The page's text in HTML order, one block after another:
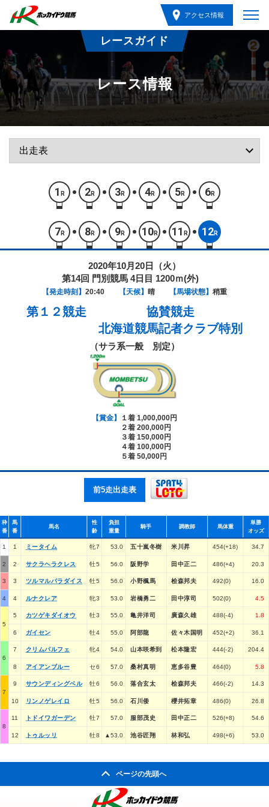
アクセス情報
レースガイド
レース情報
1 R 2R 3R 4R 5R 6R
7 R 8R 9R 10R 11 R 12R
2020年10月20日（火）
第14回 門別競馬 4日目 1200ｍ(外)
【発走時刻】 20:40 【天候】 晴 【馬場状態】 稍重
第１２競走
協賛競走
北海道競馬記者クラブ特別
（サラ系一般 別定）
【賞金】
１着 1,000,000円
２着 200,000円
３着 150,000円
４着 100,000円
５着 50,000円
前5走出走表
枠
番
馬
番
馬名
性
齢
負担
重量
騎手 調教師 馬体重
単勝
オッズ
1 1 ミータイム 牝7 53.0 五十嵐冬樹 米川昇 454(+18) 34.7
2 2 サクラヘラクレス 牡5 56.0 阪野学 田中正二 486(+4) 20.3
3 3 ツルマルパラダイス 牡5 56.0 小野楓馬 桧森邦夫 492(0) 16.0
4 4 ルナクレア 牝3 53.0 岩橋勇二 田中淳司 502(0) 4.5
5
5 カツゲキダイオウ 牡3 55.0 亀井洋司 廣森久雄 488(-4) 1.8
6 ガイセン 牡4 55.0 阿部龍 佐々木国明 452(+2) 36.1
6
7 クリムパルフェ 牝4 54.0 山本咲希到 松本隆宏 444(-2) 204.4
8 アイアンブルー セ6 57.0 桑村真明 恵多谷豊 464(0) 5.8
7
9 サウンディングベル 牡6 56.0 落合玄太 桧森邦夫 466(-2) 14.3
10 リンノゲレイロ 牡5 56.0 石川倭 櫻井拓章 486(0) 26.8
8
11 トドイワガーデン 牡7 57.0 服部茂史 田中正二 526(+8) 54.6
12 トゥルッリ 牡8 ▲53.0 池谷匠翔 林和弘 498(+6) 53.0
ページの先頭へ